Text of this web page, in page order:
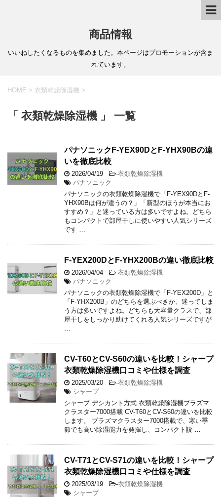
商品情報
いいねしたくなるものを集めました。本ページはプロモーションが含ま
れています。
HOME > 衣類乾燥除湿機 >
「 衣類乾燥除湿機 」 一覧
パナソニックF-YEX90DとF-YHX90Bの違
いを徹底比較
2026/04/19 -衣類乾燥除湿機
パナソニック
パナソニックの衣類乾燥除湿機で「F-YEX90DとF-
YHX90Bは何が違うの？」「新型のほうが本当にお
すすめ？」と迷っている方は多いですよね。どちら
もコンパクトで部屋干しに使いやすい人気シリーズ
です …
F-YEX200DとF-YHX200Bの違い徹底比較
2026/04/04 -衣類乾燥除湿機
パナソニック
パナソニックの衣類乾燥除湿機で「F-YEX200D」と
「F-YHX200B」のどちらを選ぶべきか、迷ってしま
う方は多いですよね。どちらも大容量クラスで、部
屋干しをしっかり助けてくれる人気シリーズですが
CV-T60とCV-S60の違いを比較！シャープ
衣類乾燥除湿機口コミや仕様を調査
2025/03/20 -衣類乾燥除湿機
シャープ
シャープ デシカント方式 衣類乾燥除湿機プラズマ
クラスター7000搭載 CV-T60とCV-S60の違いを比較
します。 プラズマクラスター7000搭載で、寒い季
節でも高い除湿能力を発揮し、コンパクト設 …
CV-T71とCV-S71の違いを比較！シャープ
衣類乾燥除湿機口コミや仕様を調査
2025/03/19 -衣類乾燥除湿機
シャープ